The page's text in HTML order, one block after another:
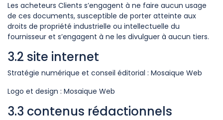
Les acheteurs Clients s’engagent à ne faire aucun usage
de ces documents, susceptible de porter atteinte aux
droits de propriété industrielle ou intellectuelle du
fournisseur et s’engagent à ne les divulguer à aucun tiers.
3.2 site internet
Stratégie numérique et conseil éditorial : Mosaique Web
Logo et design : Mosaique Web
3.3 contenus rédactionnels